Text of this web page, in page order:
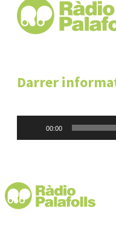
Darrer
00:00